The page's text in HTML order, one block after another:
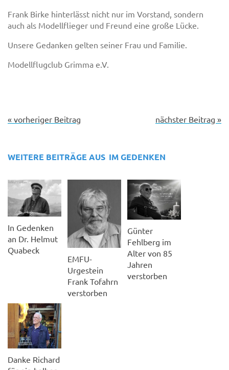
Frank Birke hinterlässt nicht nur im Vorstand, sondern
auch als Modellflieger und Freund eine große Lücke.
Unsere Gedanken gelten seiner Frau und Familie.
Modellflugclub Grimma e.V.
« vorheriger Beitrag nächster Beitrag »
WEITERE BEITRÄGE AUS IM GEDENKEN
In Gedenken
an Dr. Helmut
Quabeck
EMFU-
Urgestein
Frank Tofahrn
verstorben
Günter
Fehlberg im
Alter von 85
Jahren
verstorben
Danke Richard